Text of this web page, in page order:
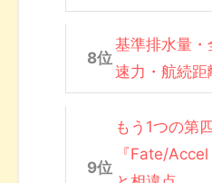
基準排水量・
速力・航続
もう1つの第
『Fate/